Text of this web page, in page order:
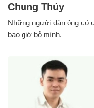
Chung Thủy
Những người đàn ông có
bao giờ bỏ mình.